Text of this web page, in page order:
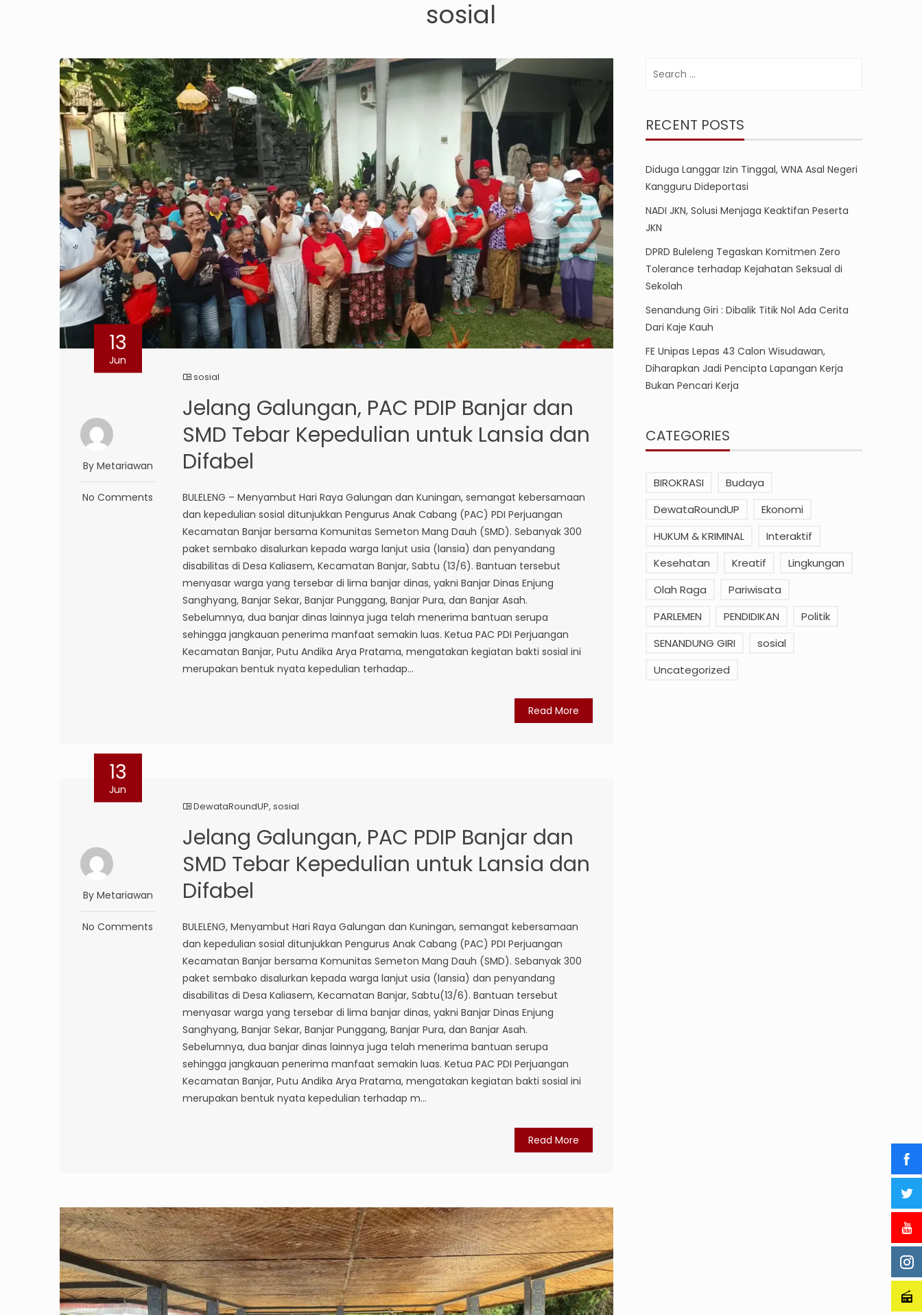
sosial
13
Jun
By Metariawan
No Comments
sosial
Jelang Galungan, PAC PDIP Banjar dan
SMD Tebar Kepedulian untuk Lansia dan
Difabel
BULELENG – Menyambut Hari Raya Galungan dan Kuningan, semangat kebersamaan
dan kepedulian sosial ditunjukkan Pengurus Anak Cabang (PAC) PDI Perjuangan
Kecamatan Banjar bersama Komunitas Semeton Mang Dauh (SMD). Sebanyak 300
paket sembako disalurkan kepada warga lanjut usia (lansia) dan penyandang
disabilitas di Desa Kaliasem, Kecamatan Banjar, Sabtu (13/6). Bantuan tersebut
menyasar warga yang tersebar di lima banjar dinas, yakni Banjar Dinas Enjung
Sanghyang, Banjar Sekar, Banjar Punggang, Banjar Pura, dan Banjar Asah.
Sebelumnya, dua banjar dinas lainnya juga telah menerima bantuan serupa
sehingga jangkauan penerima manfaat semakin luas. Ketua PAC PDI Perjuangan
Kecamatan Banjar, Putu Andika Arya Pratama, mengatakan kegiatan bakti sosial ini
merupakan bentuk nyata kepedulian terhadap...
Read More
13
Jun
By Metariawan
No Comments
DewataRoundUP,sosial
Jelang Galungan, PAC PDIP Banjar dan
SMD Tebar Kepedulian untuk Lansia dan
Difabel
BULELENG, Menyambut Hari Raya Galungan dan Kuningan, semangat kebersamaan
dan kepedulian sosial ditunjukkan Pengurus Anak Cabang (PAC) PDI Perjuangan
Kecamatan Banjar bersama Komunitas Semeton Mang Dauh (SMD). Sebanyak 300
paket sembako disalurkan kepada warga lanjut usia (lansia) dan penyandang
disabilitas di Desa Kaliasem, Kecamatan Banjar, Sabtu(13/6). Bantuan tersebut
menyasar warga yang tersebar di lima banjar dinas, yakni Banjar Dinas Enjung
Sanghyang, Banjar Sekar, Banjar Punggang, Banjar Pura, dan Banjar Asah.
Sebelumnya, dua banjar dinas lainnya juga telah menerima bantuan serupa
sehingga jangkauan penerima manfaat semakin luas. Ketua PAC PDI Perjuangan
Kecamatan Banjar, Putu Andika Arya Pratama, mengatakan kegiatan bakti sosial ini
merupakan bentuk nyata kepedulian terhadap m...
Read More
RECENT POSTS
Diduga Langgar Izin Tinggal, WNA Asal Negeri
Kangguru Dideportasi
NADI JKN, Solusi Menjaga Keaktifan Peserta
JKN
DPRD Buleleng Tegaskan Komitmen Zero
Tolerance terhadap Kejahatan Seksual di
Sekolah
Senandung Giri : Dibalik Titik Nol Ada Cerita
Dari Kaje Kauh
FE Unipas Lepas 43 Calon Wisudawan,
Diharapkan Jadi Pencipta Lapangan Kerja
Bukan Pencari Kerja
CATEGORIES
BIROKRASI
Budaya
DewataRoundUP
Ekonomi
HUKUM & KRIMINAL
Interaktif
Kesehatan
Kreatif
Lingkungan
Olah Raga
Pariwisata
PARLEMEN
PENDIDIKAN
Politik
SENANDUNG GIRI
sosial
Uncategorized